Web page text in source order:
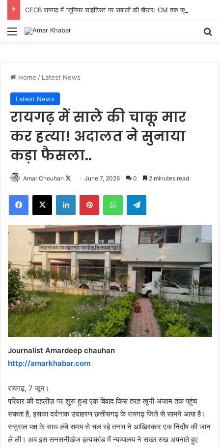
Menu
Home / Latest News
Latest News
रायगढ़ में साले की चाकू मार
कर हत्या! अदालत ने सुनाया
कड़ा फैसला..
Amar Chouhan
FollowJune 7, 2026 0 2 minutes read
Facebook
X LinkedInPinterestWhatsAppTelegram
Journalist Amardeep chauhan
http://amarkhabar.com
रायगढ़, 7 जून।
परिवार की दहलीज़ पर शुरू हुआ एक विवाद किस तरह खूनी अंजाम तक पहुंच
सकता है, इसका दर्दनाक उदाहरण छत्तीसगढ़ के रायगढ़ जिले से सामने आया है।
ससुराल पक्ष के साथ लंबे समय से चल रहे तनाव ने आखिरकार एक निर्दोष की जान
ले ली। अब इस सनसनीखेज हत्याकांड में न्यायालय ने सख्त रुख अपनाते हुए